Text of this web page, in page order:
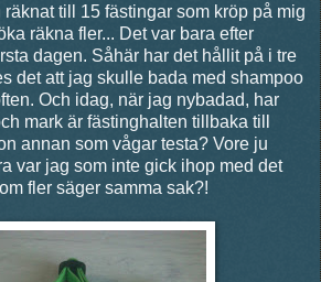
räknat till 15 fästingar som kröp på mig
räkna fler... Det var bara efter
dagen. Såhär har det hållit på i tre
det att jag skulle bada med shampoo
Och idag, när jag nybadad, har
mark är fästinghalten tillbaka till
annan som vågar testa? Vore ju
var jag som inte gick ihop med det
fler säger samma sak?!